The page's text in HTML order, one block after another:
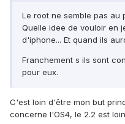
Le root ne semble pas au
Quelle idee de vouloir en
d'iphone... Et quand ils
Franchement s ils sont
pour eux.
C'est loin d'être mon but
concerne l'OS4, le 2.2 est